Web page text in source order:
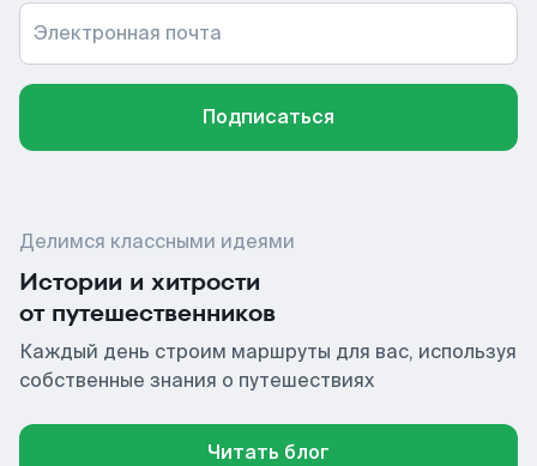
Электронная почта
Подписаться
Делимся классными идеями
Истории и хитрости
от путешественников
Каждый день строим маршруты для вас, используя
собственные знания о путешествиях
Читать блог